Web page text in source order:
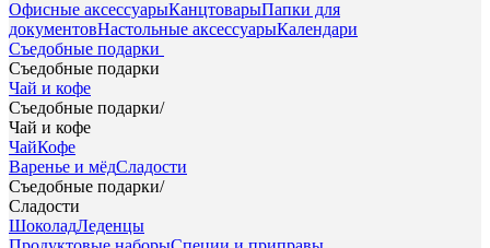
Офисные аксессуарыКанцтоварыПапки для
документовНастольные аксессуарыКалендари
Съедобные подарки
Съедобные подарки
Чай и кофе
Съедобные подарки/
Чай и кофе
ЧайКофе
Варенье и мёдСладости
Съедобные подарки/
Сладости
ШоколадЛеденцы